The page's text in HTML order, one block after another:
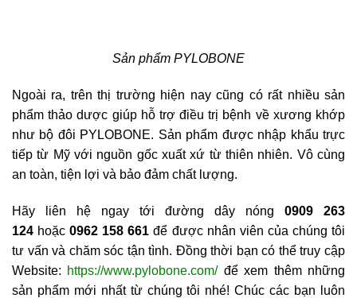
Sản phẩm PYLOBONE
Ngoài ra, trên thị trường hiện nay cũng có rất nhiều sản
phẩm thảo dược giúp hỗ trợ điều trị bệnh về xương khớp
như bộ đôi PYLOBONE. Sản phẩm được nhập khẩu trực
tiếp từ Mỹ với nguồn gốc xuất xứ từ thiên nhiên. Vô cùng
an toàn, tiện lợi và bảo đảm chất lượng.
Hãy liên hệ ngay tới đường dây nóng 0909 263
124 hoặc0962 158 661 để được nhân viên của chúng tôi
tư vấn và chăm sóc tận tình. Đồng thời bạn có thể truy cập
Website: https://www.pylobone.com/để xem thêm những
sản phẩm mới nhất từ chúng tôi nhé! Chúc các bạn luôn